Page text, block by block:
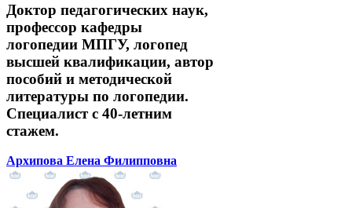
Доктор педагогических наук,
профессор кафедры
логопедии МПГУ, логопед
высшей квалификации, автор
пособий и методической
литературы по логопедии.
Специалист с 40-летним
стажем.
Архипова Елена Филипповна